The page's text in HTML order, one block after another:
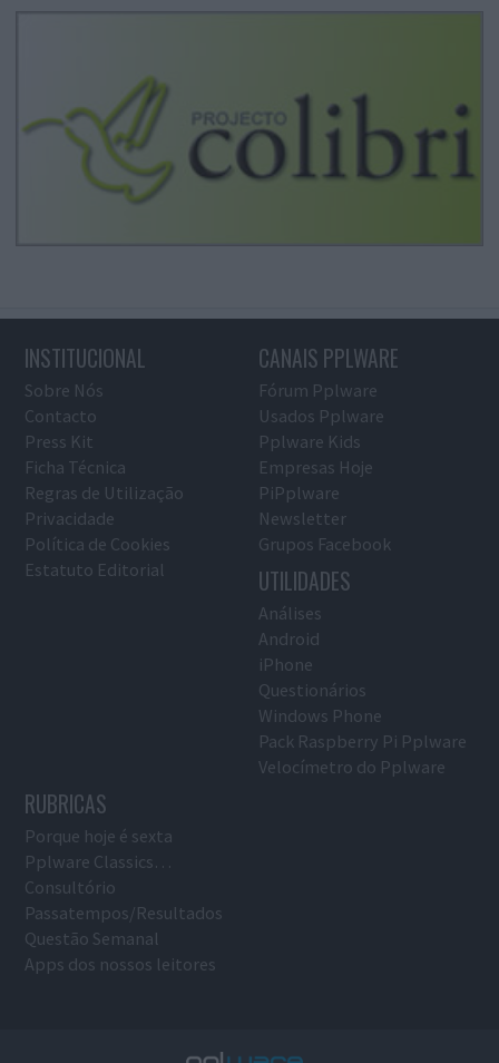
INSTITUCIONAL
Sobre Nós
Contacto
Press Kit
Ficha Técnica
Regras de Utilização
Privacidade
Política de Cookies
Estatuto Editorial
CANAIS PPLWARE
Fórum Pplware
Usados Pplware
Pplware Kids
Empresas Hoje
PiPplware
Newsletter
Grupos Facebook
UTILIDADES
Análises
Android
iPhone
Questionários
Windows Phone
Pack Raspberry Pi Pplware
Velocímetro do Pplware
RUBRICAS
Porque hoje é sexta
Pplware Classics…
Consultório
Passatempos/Resultados
Questão Semanal
Apps dos nossos leitores